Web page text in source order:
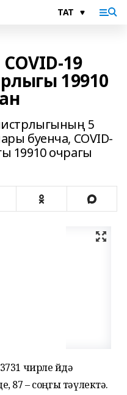
19
19910
5
буенча, COVID-
19910 очрагы
чирле өйдә
87 – соңгы тәүлектә.